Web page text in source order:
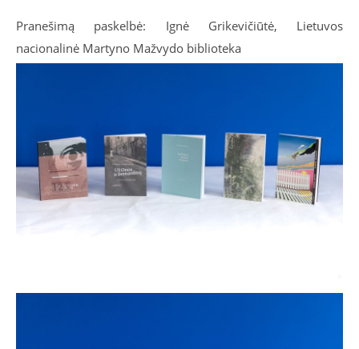
Pranešimą paskelbė: Ignė Grikevičiūtė, Lietuvos
nacionalinė Martyno Mažvydo biblioteka